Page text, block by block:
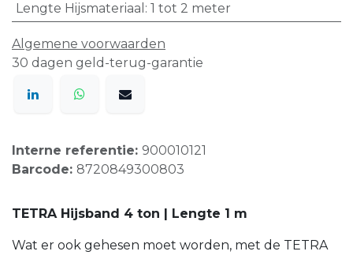
Lengte Hijsmateriaal : 1 tot 2 meter
Algemene voorwaarden
30 dagen geld-terug-garantie
Interne referentie: 900010121
Barcode: 8720849300803
TETRA Hijsband 4 ton | Lengte 1 m
Wat er ook gehesen moet worden, met de TETRA